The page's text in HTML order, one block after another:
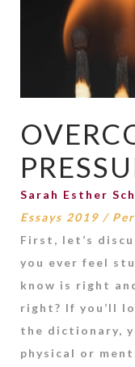
Sarah Esther
Essays 2019 /
First, let’s
you ever feel
know is right
right? If you’ll
the dictionary,
physical or